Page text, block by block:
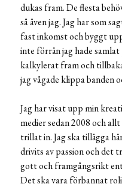
dukas fram. De flesta
så även jag. Jag har som
fast inkomst och byggt
inte förrän jag hade
kalkylerat fram och
jag vågade klippa banden
Jag har visat upp min
medier sedan 2008 och
trillat in. Jag ska tillägga
drivits av passion och det
gott och framgångsrikt
Det ska vara förbannat